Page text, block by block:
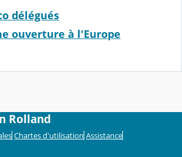
délégués
ouverture à l'Europe
Rolland
Chartes d'utilisation Assistance